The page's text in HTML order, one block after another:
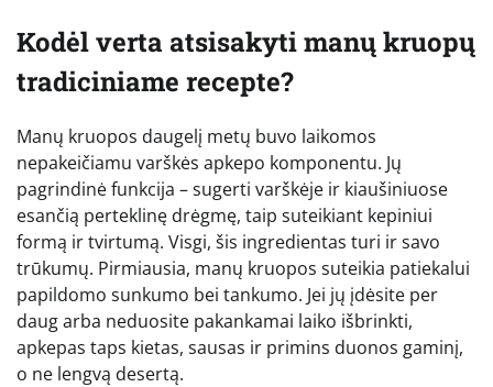
Kodėl verta atsisakyti manų kruopų
tradiciniame recepte?
Manų kruopos daugelį metų buvo laikomos
nepakeičiamu varškės apkepo komponentu. Jų
pagrindinė funkcija – sugerti varškėje ir kiaušiniuose
esančią perteklinę drėgmę, taip suteikiant kepiniui
formą ir tvirtumą. Visgi, šis ingredientas turi ir savo
trūkumų. Pirmiausia, manų kruopos suteikia patiekalui
papildomo sunkumo bei tankumo. Jei jų įdėsite per
daug arba neduosite pakankamai laiko išbrinkti,
apkepas taps kietas, sausas ir primins duonos gaminį,
o ne lengvą desertą.